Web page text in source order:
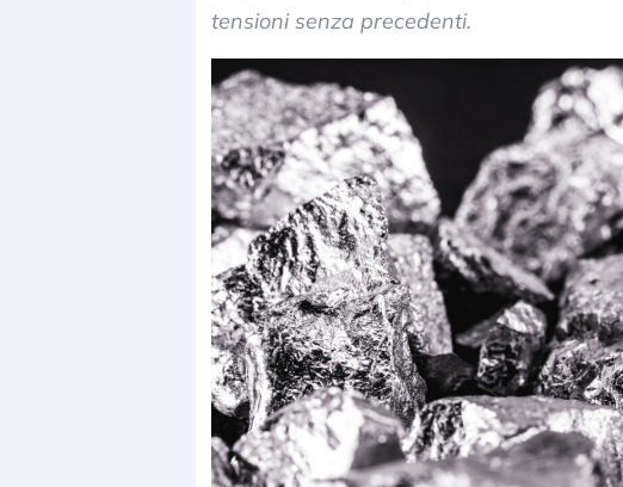
tensioni senza precedenti.
Dalle valutazioni estreme alla
correzione. Cosa sta guidando il
repricing degli asset?